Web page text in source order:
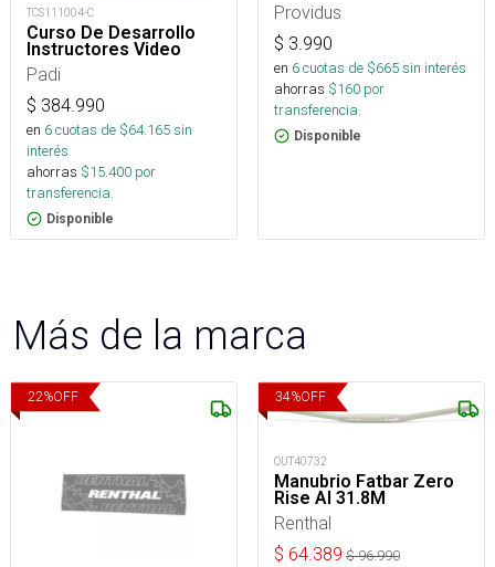
TCS111004-C
Curso De Desarrollo
Instructores Video
Padi
$ 384.990
en 6cuotas de $64.165sin
interés
ahorras $15.400 por
transferencia.
Disponible
Providus
$ 3.990
en 6cuotas de $665sin interés
ahorras $160 por
transferencia.
Disponible
Más de la marca
22%OFF 34%OFF
OUT40732
Manubrio Fatbar Zero
Rise Al 31.8M
Renthal
$ 64.389 $96.990